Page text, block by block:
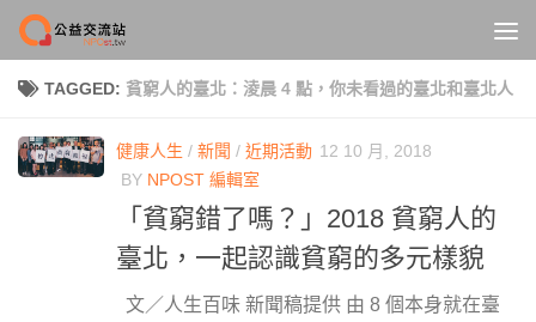
Skip to content
TAGGED: 貧窮人的臺北：淩晨 4 點，你未看過的臺北和臺北人
健康人生 / 新聞 / 近期活動 12 10 月, 2018
BY NPOST 編輯室
「貧窮錯了嗎？」2018 貧窮人的
臺北，一起認識貧窮的多元樣貌
文／人生百味 新聞稿提供 由 8 個本身就在臺